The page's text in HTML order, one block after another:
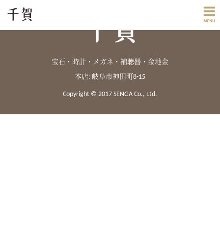
宝石・時計・メガネ・補聴器・金地金
本店: 岐阜市神田町8-15
Copyright © 2017 SENGA Co., Ltd.